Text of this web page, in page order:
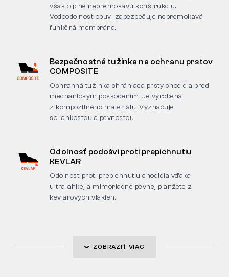
však o plne nepremokavú konštrukciu.
Vodoodolnosť obuvi zabezpečuje nepremokavá
funkčná membrána.
Bezpečnostná tužinka na ochranu prstov
COMPOSITE
Ochranná tužinka chrániaca prsty chodidla pred
mechanickým poškodením. Je vyrobená
z kompozitného materiálu. Vyznačuje
so ľahkosťou a pevnosťou.
Odolnosť podošvi proti prepichnutiu
KEVLAR
Odolnosť proti prepichnutiu chodidla vďaka
ultraľahkej a mimoriadne pevnej planžete z
kevlarových vlákien.
ZOBRAZIŤ VIAC